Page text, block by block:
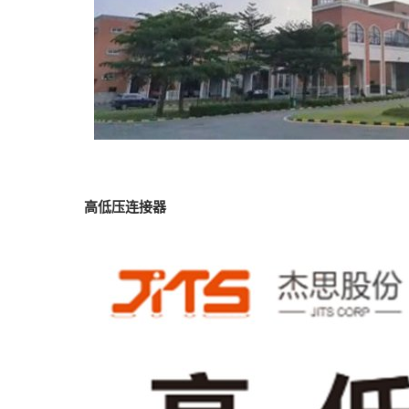
高低压连接器